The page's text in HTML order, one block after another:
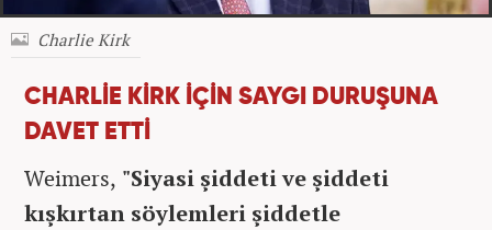
Charlie Kirk
CHARLİE KİRK İÇİN SAYGI DURUŞUNA
DAVET ETTİ
Weimers, "Siyasi şiddeti ve şiddeti
kışkırtan söylemleri şiddetle